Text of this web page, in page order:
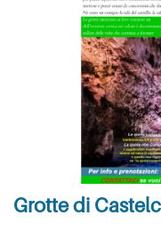
Grotte di